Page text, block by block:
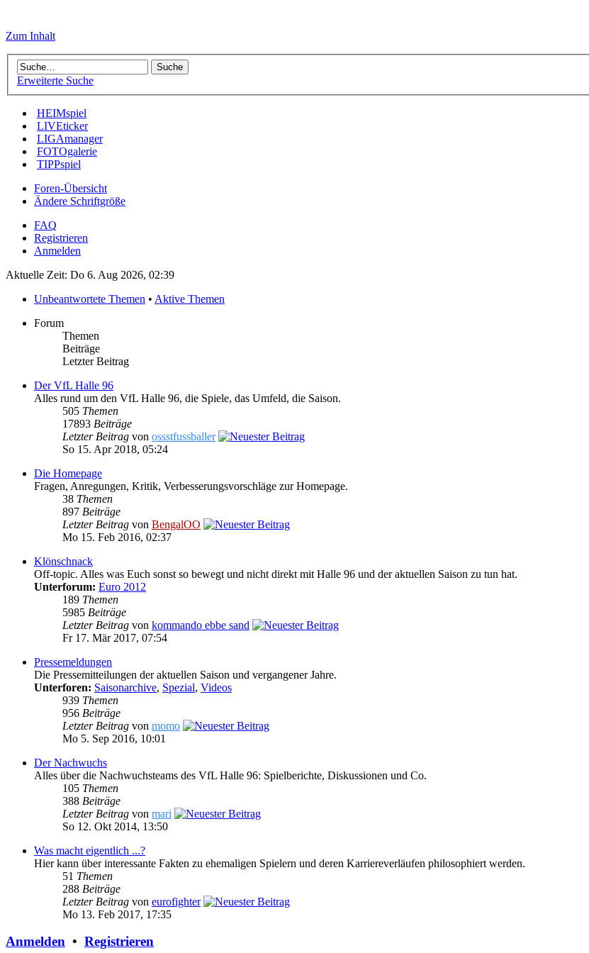
Zum Inhalt
Erweiterte Suche
HEIMspiel
LIVEticker
LIGAmanager
FOTOgalerie
TIPPspiel
Foren-Übersicht
Ändere Schriftgröße
FAQ
Registrieren
Anmelden
Aktuelle Zeit: Do 6. Aug 2026, 02:39
Unbeantwortete Themen • Aktive Themen
Forum
Themen
Beiträge
Letzter Beitrag
Der VfL Halle 96
Alles rund um den VfL Halle 96, die Spiele, das Umfeld, die Saison.
505 Themen
17893 Beiträge
Letzter Beitrag von ossstfussballer
So 15. Apr 2018, 05:24
Die Homepage
Fragen, Anregungen, Kritik, Verbesserungsvorschläge zur Homepage.
38 Themen
897 Beiträge
Letzter Beitrag von BengalOO
Mo 15. Feb 2016, 02:37
Klönschnack
Off-topic. Alles was Euch sonst so bewegt und nicht direkt mit Halle 96 und der aktuellen Saison zu tun hat.
Unterforum: Euro 2012
189 Themen
5985 Beiträge
Letzter Beitrag von kommando ebbe sand
Fr 17. Mär 2017, 07:54
Pressemeldungen
Die Pressemitteilungen der aktuellen Saison und vergangener Jahre.
Unterforen: Saisonarchive, Spezial, Videos
939 Themen
956 Beiträge
Letzter Beitrag von momo
Mo 5. Sep 2016, 10:01
Der Nachwuchs
Alles über die Nachwuchsteams des VfL Halle 96: Spielberichte, Diskussionen und Co.
105 Themen
388 Beiträge
Letzter Beitrag von mari
So 12. Okt 2014, 13:50
Was macht eigentlich ...?
Hier kann über interessante Fakten zu ehemaligen Spielern und deren Karriereverläufen philosophiert werden.
51 Themen
288 Beiträge
Letzter Beitrag von eurofighter
Mo 13. Feb 2017, 17:35
Anmelden • Registrieren